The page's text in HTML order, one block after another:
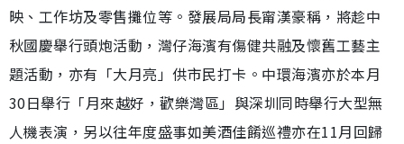
映、工作坊及零售攤位等。發展局局長甯漢豪稱，將趁中
秋國慶舉行頭炮活動，灣仔海濱有傷健共融及懷舊工藝主
題活動，亦有「大月亮」供市民打卡。中環海濱亦於本月
30日舉行「月來越好，歡樂灣區」與深圳同時舉行大型無
人機表演，另以往年度盛事如美酒佳餚巡禮亦在11月回歸